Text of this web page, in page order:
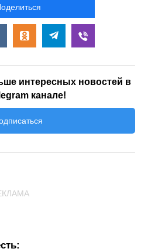
интересных новостей в
канале!